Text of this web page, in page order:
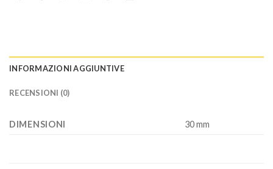
INFORMAZIONI AGGIUNTIVE
RECENSIONI (0)
DIMENSIONI 30 mm